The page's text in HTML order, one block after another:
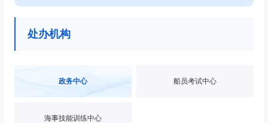
处办机构
政务中心 船员考试中心
海事技能训练中心